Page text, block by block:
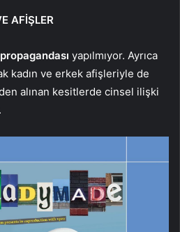
AFİŞLER
yapılmıyor. Ayrıca
kadın ve erkek afişleriyle de
alınan kesitlerde cinsel ilişki